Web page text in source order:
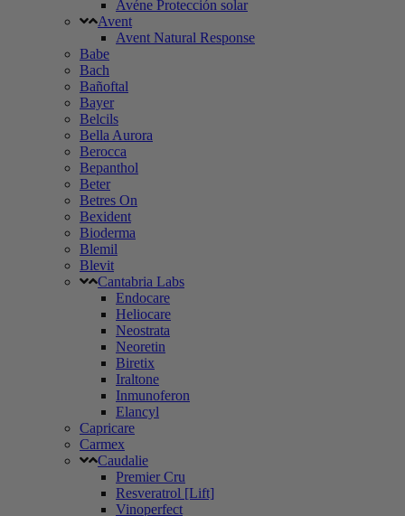
Avéne Protección solar
Avent
Avent Natural Response
Babe
Bach
Bañoftal
Bayer
Belcils
Bella Aurora
Berocca
Bepanthol
Beter
Betres On
Bexident
Bioderma
Blemil
Blevit
Cantabria Labs
Endocare
Heliocare
Neostrata
Neoretin
Biretix
Iraltone
Inmunoferon
Elancyl
Capricare
Carmex
Caudalie
Premier Cru
Resveratrol [Lift]
Vinoperfect